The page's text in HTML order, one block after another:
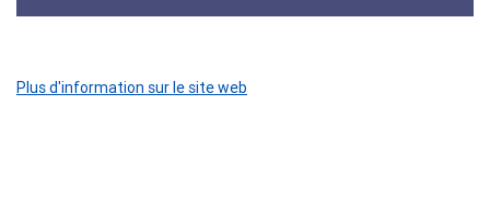
Plus d'information sur le site web